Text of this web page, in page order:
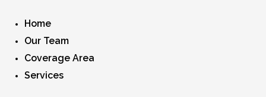
Home
Our Team
Coverage Area
Services